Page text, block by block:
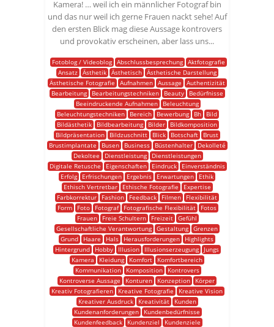
Kamera! … weil ich ein männlicher Fotograf bin
und das nur weil ich gerne Frauen nackt sehe! Auf
den ersten Blick mag diese Aussage kontrovers
und provokativ erscheinen, aber lass uns...
Fotoblog / Videoblog Abschlussbesprechung Aktfotografie
Ansatz
Ästhetik Ästhetisch
Ästhetische Darstellung
Ästhetische Fotografie
Aufnahmen Aussage
Authentizität
Bearbeitung
Bearbeitungstechniken Beauty
Bedürfnisse
Beeindruckende Aufnahmen
Beleuchtung
Beleuchtungstechniken
Bereich Bewerbung Bh
Bild
Bildästhetik
Bildbearbeitung Bilder
Bildkomposition
Bildpräsentation
Bildzuschnitt Blick Botschaft
Brust
Brustimplantate
Busen Business Büstenhalter
Dekolleté
Dekoltee
Dienstleistung
Dienstleistungen
Digitale Retusche
Eigenschaften Eindruck
Einverständnis
Erfolg
Erfrischungen Ergebnis Erwartungen
Ethik
Ethisch Vertretbar
Ethische Fotografie
Expertise
Farbkorrektur
Fashion Feedback Filmen
Flexibilität
Form
Foto Fotograf Fotografische Flexibilität
Fotos
Frauen
Freie Schultern Freizeit Gefühl
Gesellschaftliche Verantwortung Gestaltung Grenzen
Grund
Haare Hals Herausforderungen
Highlights
Hintergrund
Hobby Illusion Illusionserzeugung
Jungs
Kamera
Kleidung Komfort
Komfortbereich
Kommunikation
Komposition
Kontrovers
Kontroverse Aussage
Konturen Konzeption
Körper
Kreativ Fotografieren
Kreative Fotografie
Kreative Vision
Kreativer Ausdruck
Kreativität
Kunden
Kundenanforderungen
Kundenbedürfnisse
Kundenfeedback
Kundenziel
Kundenziele